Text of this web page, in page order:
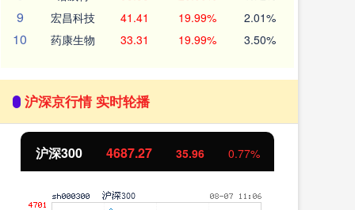
9 宏昌科技 41.41 19.99% 2.01%
10 药康生物 33.31 19.99% 3.50%
沪深京行情 实时轮播
北证50 1122.83 -0.05 -0.00%